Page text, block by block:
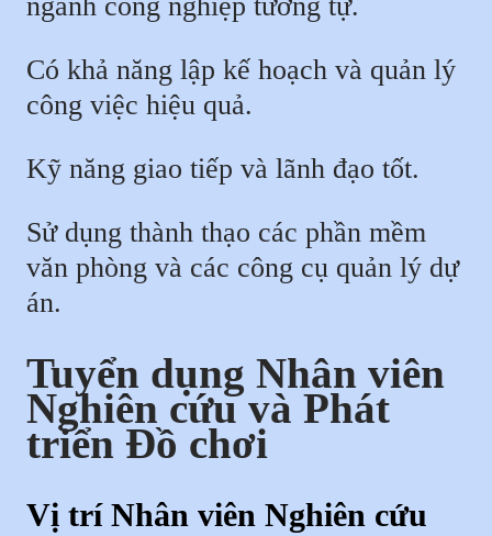
Có khả năng lập kế hoạch và quản lý
công việc hiệu quả.
Kỹ năng giao tiếp và lãnh đạo tốt.
Sử dụng thành thạo các phần mềm
văn phòng và các công cụ quản lý dự
án.
Tuyển dụng Nhân viên
Nghiên cứu và Phát
triển Đồ chơi
Vị trí Nhân viên Nghiên cứu